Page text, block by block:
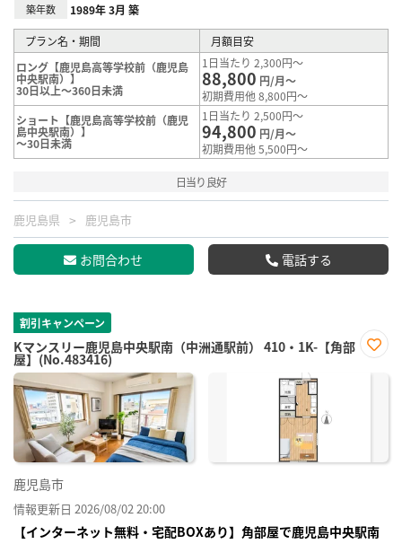
築年数 1989年 3月 築
プラン名・期間
月額目安
ロング【鹿児島高等学校前（鹿児島
中央駅南）】
30日以上～360日未満
1日当たり 2,300円～
88,800 円/月～
初期費用他 8,800円～
ショート【鹿児島高等学校前（鹿児
島中央駅南）】
～30日未満
1日当たり 2,500円～
94,800 円/月～
初期費用他 5,500円～
日当り良好
鹿児島県 鹿児島市
お問合わせ 電話する
割引キャンペーン
Kマンスリー鹿児島中央駅南（中洲通駅前） 410・1K-【角部
屋】(No.483416)
に入
鹿児島市
情報更新日 2026/08/02 20:00
【インターネット無料・宅配BOXあり】角部屋で鹿児島中央駅南